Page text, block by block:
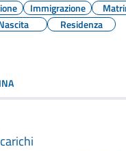
Immigrazione
Residenza